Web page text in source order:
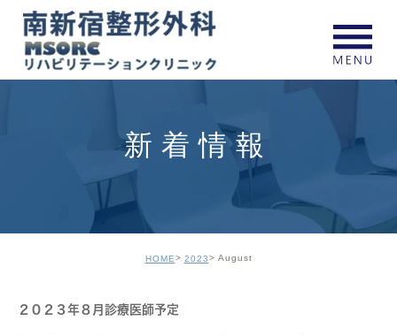
新着情報
HOME 2023 August
２０２３年８月診療医師予定